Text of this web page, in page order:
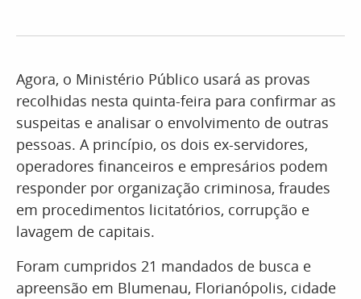
Agora, o Ministério Público usará as provas
recolhidas nesta quinta-feira para confirmar as
suspeitas e analisar o envolvimento de outras
pessoas. A princípio, os dois ex-servidores,
operadores financeiros e empresários podem
responder por organização criminosa, fraudes
em procedimentos licitatórios, corrupção e
lavagem de capitais.
Foram cumpridos 21 mandados de busca e
apreensão em Blumenau, Florianópolis, cidade